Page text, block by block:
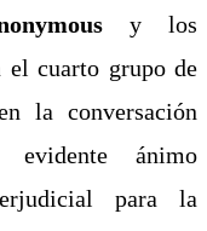
y los
cuarto grupo de
la conversación
ánimo
para la